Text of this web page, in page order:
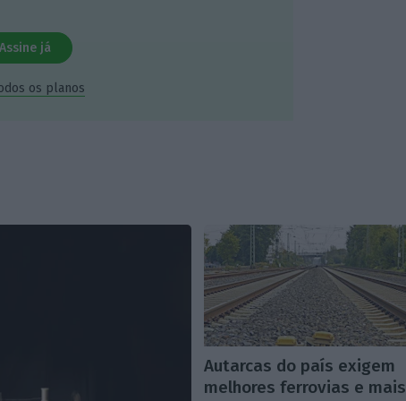
Assine já
os planos
Autarcas do país exigem
melhores ferrovias e mais